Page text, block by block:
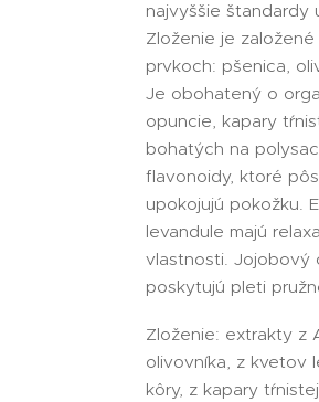
najvyššie štandardy
Zloženie je
prvkoch: pšenica,
Je obohatený o
opuncie, kapary
bohatých na
flavonoidy, ktoré
upokojujú pokožku.
levandule majú
vlastnosti. Jojobový
poskytujú pleti
Zloženie: extrakty z
olivovníka, z kvetov
kôry, z kapary